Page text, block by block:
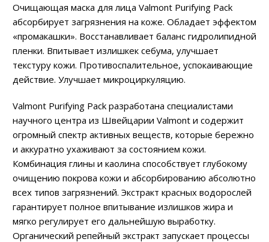
Очищающая маска для лица Valmont Purifying Pack
абсорбирует загрязнения на коже. Обладает эффектом
«промакашки». Восстанавливает баланс гидролипидной
пленки. Впитывает излишкек себума, улучшает
текстуру кожи. Противоспалительное, успокаивающие
действие. Улучшает микроциркуляцию.
Valmont Purifying Pack разработана специалистами
научного центра из Швейцарии Valmont и содержит
огромный спектр активных веществ, которые бережно
и аккуратно ухаживают за состоянием кожи.
Комбинация глины и каолина способствует глубокому
очищению покрова кожи и абсорбированию абсолютно
всех типов загрязнений. Экстракт красных водорослей
гарантирует полное впитывание излишков жира и
мягко регулирует его дальнейшую выработку.
Органический репейный экстракт запускает процессы